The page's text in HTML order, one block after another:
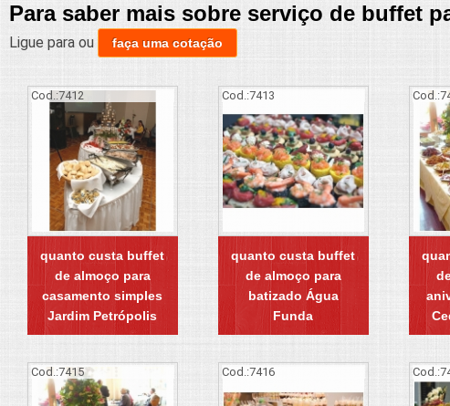
Para saber mais sobre serviço de buffet
Ligue para ou faça uma cotação
Cod.:7412
quanto custa buffet
de almoço para
casamento simples
Jardim Petrópolis
Cod.:7413
quanto custa buffet
de almoço para
batizado Água
Funda
Cod.:
Cod.:7415 Cod.:7416 Cod.: